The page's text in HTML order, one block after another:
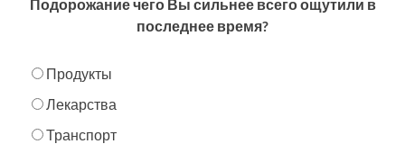
Подорожание чего Вы сильнее всего ощутили в
последнее время?
Продукты
Лекарства
Транспорт